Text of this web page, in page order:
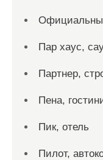
Пар хаус,
Партнер,
Пена,
Пик, отель
Пилот,